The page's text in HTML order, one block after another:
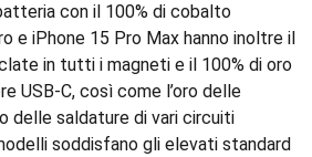
con il 100% di cobalto
e iPhone 15 Pro Max hanno inoltre il
in tutti i magneti e il 100% di oro
USB‑C, così come l’oro delle
delle saldature di vari circuiti
soddisfano gli elevati standard